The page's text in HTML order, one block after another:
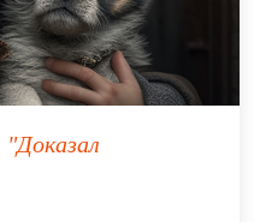
"Доказал